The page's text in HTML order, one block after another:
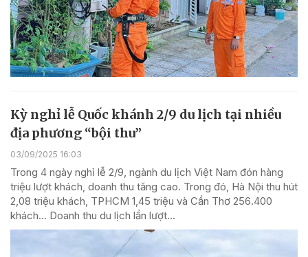
Kỳ nghỉ lễ Quốc khánh 2/9 du lịch tại nhiều
địa phương “bội thu”
03/09/2025 16:03
Trong 4 ngày nghỉ lễ 2/9, ngành du lịch Việt Nam đón hàng
triệu lượt khách, doanh thu tăng cao. Trong đó, Hà Nội thu hút
2,08 triệu khách, TPHCM 1,45 triệu và Cần Thơ 256.400
khách... Doanh thu du lịch lần lượt...